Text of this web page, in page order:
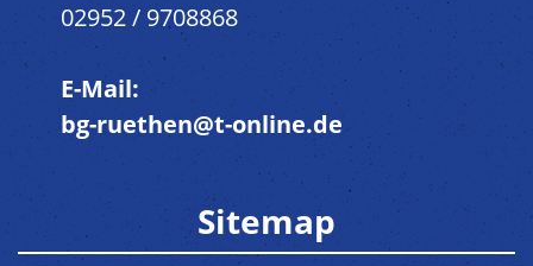
02952 / 9708868
E-Mail:
bg-ruethen@t-online.de
Sitemap